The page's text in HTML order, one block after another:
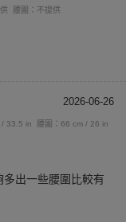
腰圍：不提供
2026-06-26
/ 33.5 in
腰圍：66 cm / 26 in
出一些腰圍比較有